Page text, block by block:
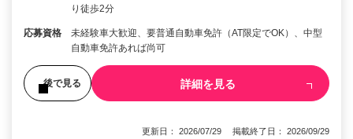
り徒歩2分
応募資格
未経験車大歓迎、要普通自動車免許（AT限定でOK）、中型
自動車免許あれば尚可
後で見る 詳細を見る
更新日： 2026/07/29 掲載終了日： 2026/09/29